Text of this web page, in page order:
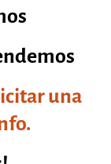
una